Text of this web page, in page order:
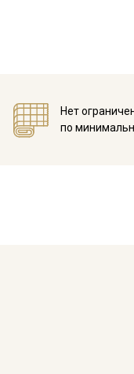
немного отжать и
на
Нет
по